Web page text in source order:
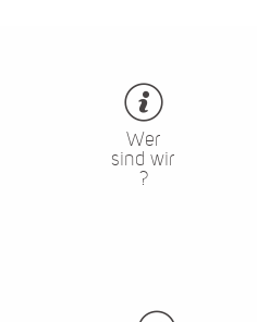
Wer
sind wir
?